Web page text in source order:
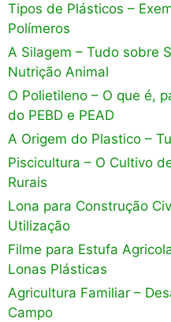
Tipos de Plásticos –
Polímeros
A Silagem – Tudo sobre
Nutrição Animal
O Polietileno – O que é,
do PEBD e PEAD
A Origem do Plastico –
Piscicultura – O Cultivo
Rurais
Lona para Construção
Utilização
Filme para Estufa
Lonas Plásticas
Agricultura Familiar –
Campo